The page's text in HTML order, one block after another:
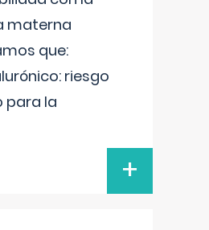
materna
que:
riesgo
para la
+